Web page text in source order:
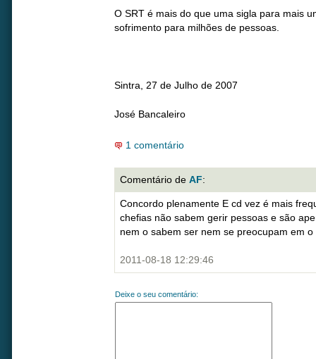
O SRT é mais do que uma sigla para mais
sofrimento para milhões de pessoas.
Sintra, 27 de Julho de 2007
José Bancaleiro
1 comentário
Comentário de AF:
Concordo plenamente E cd vez é mais
chefias não sabem gerir pessoas e são
nem o sabem ser nem se preocupam em o
2011-08-18 12:29:46
Deixe o seu comentário: